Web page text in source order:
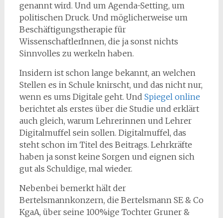
genannt wird. Und um Agenda-Setting, um
politischen Druck. Und möglicherweise um
Beschäftigungstherapie für
WissenschaftlerInnen, die ja sonst nichts
Sinnvolles zu werkeln haben.
Insidern ist schon lange bekannt, an welchen
Stellen es in Schule knirscht, und das nicht nur,
wenn es ums Digitale geht. Und Spiegel online
berichtet als erstes über die Studie und erklärt
auch gleich, warum Lehrerinnen und Lehrer
Digitalmuffel sein sollen. Digitalmuffel, das
steht schon im Titel des Beitrags. Lehrkräfte
haben ja sonst keine Sorgen und eignen sich
gut als Schuldige, mal wieder.
Nebenbei bemerkt hält der
Bertelsmannkonzern, die Bertelsmann SE & Co
KgaA, über seine 100%ige Tochter Gruner &